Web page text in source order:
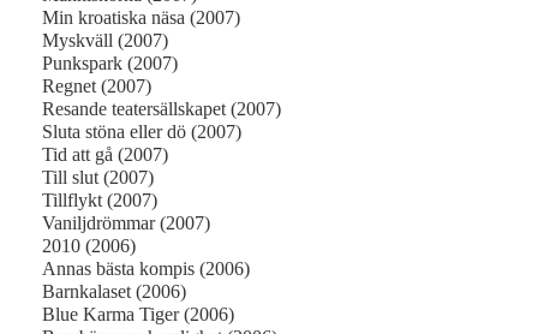
Min kroatiska näsa (2007)
Myskväll (2007)
Punkspark (2007)
Regnet (2007)
Resande teatersällskapet (2007)
Sluta stöna eller dö (2007)
Tid att gå (2007)
Till slut (2007)
Tillflykt (2007)
Vaniljdrömmar (2007)
2010 (2006)
Annas bästa kompis (2006)
Barnkalaset (2006)
Blue Karma Tiger (2006)